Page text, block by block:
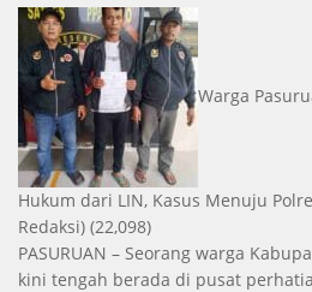
Warga
Hukum dari LIN, Kasus Menuju
Redaksi) (22,098)
PASURUAN – Seorang warga
kini tengah berada di pusat